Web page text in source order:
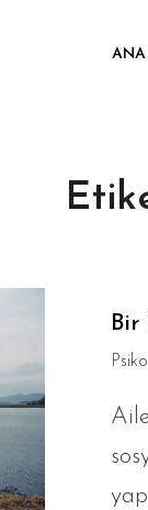
ANA
Bir